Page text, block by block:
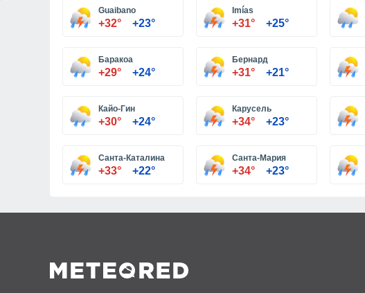
Guaibano
+32° +23°
Imías
+31° +25°
Баракоа
+29° +24°
Бернард
+31° +21°
Кайо-Гин
+30° +24°
Карусель
+34° +23°
Санта-Каталина
+33° +22°
Санта-Мария
+34° +23°